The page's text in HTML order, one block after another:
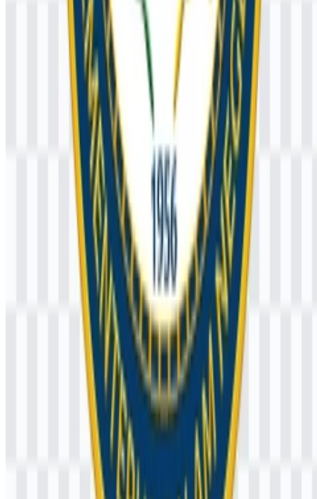
Universitas Pelita Harapan (UPH)
110
© 2026 ZonaLogo.com - Hosted on
Onidel
KontakPrivasi Ketentuan DMCA